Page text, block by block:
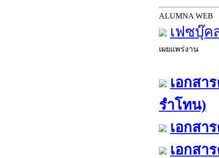
ALUMNA WEB
เฟซบุ๊ค
เผยแพร่งาน
เอกสา
รำโทน)
เอกสา
เอกสา